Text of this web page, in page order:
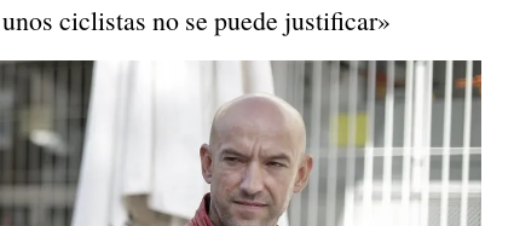
ciclistas no se puede justificar»